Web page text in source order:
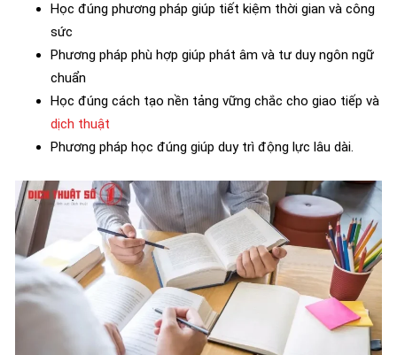
Học đúng phương pháp giúp tiết kiệm thời gian và công
sức
Phương pháp phù hợp giúp phát âm và tư duy ngôn ngữ
chuẩn
Học đúng cách tạo nền tảng vững chắc cho giao tiếp và
dịch thuật
Phương pháp học đúng giúp duy trì động lực lâu dài.